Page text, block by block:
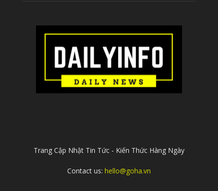
Trang Cập Nhật Tin Tức - Kiến Thức Hàng Ngày
Contact us: hello@goha.vn